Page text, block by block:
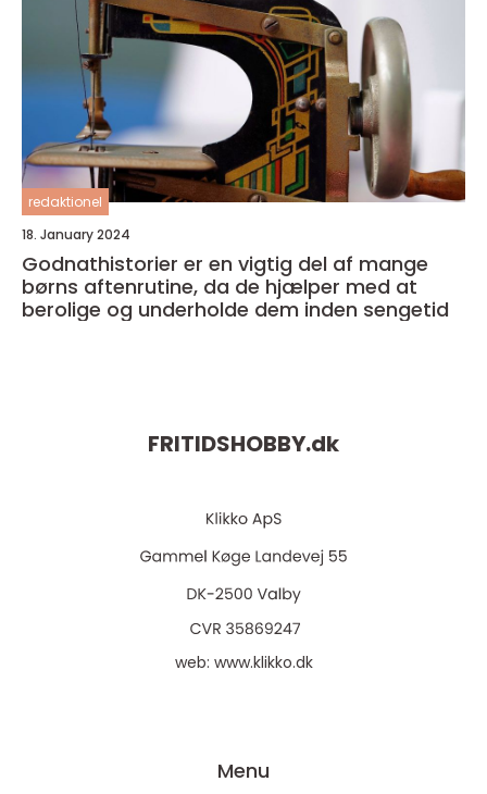
redaktionel
18. January 2024
Godnathistorier er en vigtig del af mange
børns aftenrutine, da de hjælper med at
berolige og underholde dem inden sengetid
FRITIDSHOBBY.dk
web: www.klikko.dk
Menu